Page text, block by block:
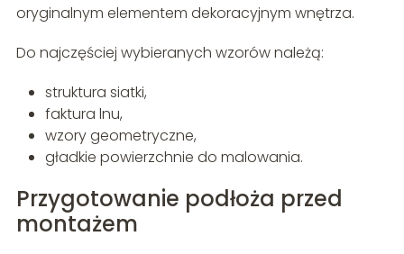
oryginalnym elementem dekoracyjnym wnętrza.
Do najczęściej wybieranych wzorów należą:
struktura siatki,
faktura lnu,
wzory geometryczne,
gładkie powierzchnie do malowania.
Przygotowanie podłoża przed
montażem